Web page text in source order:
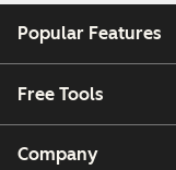
Popular Features
Free Tools
Company